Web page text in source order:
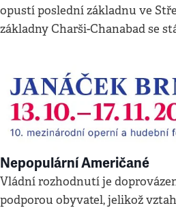
opustí poslední základnu ve
základny Charši-Chanabad se
Nepopulární Američané
Vládní rozhodnutí je
podporou obyvatel, jelikož